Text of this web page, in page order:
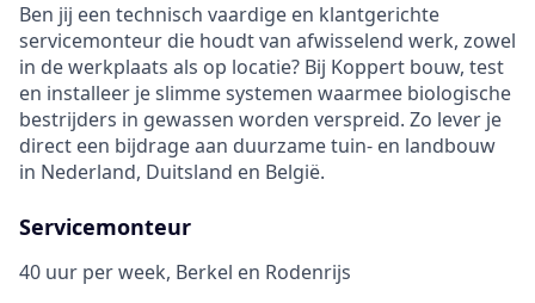
Ben jij een technisch vaardige en klantgerichte
servicemonteur die houdt van afwisselend werk, zowel
in de werkplaats als op locatie? Bij Koppert bouw, test
en installeer je slimme systemen waarmee biologische
bestrijders in gewassen worden verspreid. Zo lever je
direct een bijdrage aan duurzame tuin- en landbouw
in Nederland, Duitsland en België.
Servicemonteur
40 uur per week, Berkel en Rodenrijs